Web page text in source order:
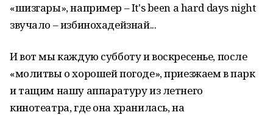
«шизгары», например – It's been a hard days night
звучало – избинохадейзнай...
И вот мы каждую субботу и воскресенье, после
«молитвы о хорошей погоде», приезжаем в парк
и тащим нашу аппаратуру из летнего
кинотеатра, где она хранилась, на